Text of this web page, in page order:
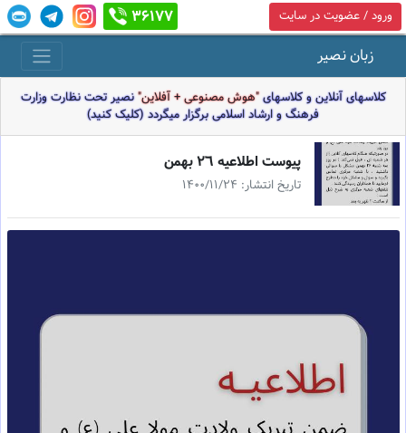
ورود / عضویت در سایت 36177
زبان نصیر
کلاسهای آنلاین و کلاسهای"هوش مصنوعی + آفلاین"نصیر تحت نظارت وزارت
فرهنگ و ارشاد اسلامی برگزار میگردد (کلیک کنید)
پيوست اطلاعيه ٢٦ بهمن
تاریخ انتشار: 1400/11/24